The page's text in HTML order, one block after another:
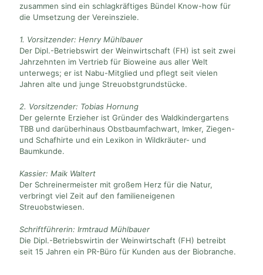
zusammen sind ein schlagkräftiges Bündel Know-how für
die Umsetzung der Vereinsziele.
1. Vorsitzender: Henry Mühlbauer
Der Dipl.-Betriebswirt der Weinwirtschaft (FH) ist seit zwei
Jahrzehnten im Vertrieb für Bioweine aus aller Welt
unterwegs; er ist Nabu-Mitglied und pflegt seit vielen
Jahren alte und junge Streuobstgrundstücke.
2. Vorsitzender: Tobias Hornung
Der gelernte Erzieher ist Gründer des Waldkindergartens
TBB und darüberhinaus Obstbaumfachwart, Imker, Ziegen-
und Schafhirte und ein Lexikon in Wildkräuter- und
Baumkunde.
Kassier: Maik Waltert
Der Schreinermeister mit großem Herz für die Natur,
verbringt viel Zeit auf den familieneigenen
Streuobstwiesen.
Schriftführerin: Irmtraud Mühlbauer
Die Dipl.-Betriebswirtin der Weinwirtschaft (FH) betreibt
seit 15 Jahren ein PR-Büro für Kunden aus der Biobranche.